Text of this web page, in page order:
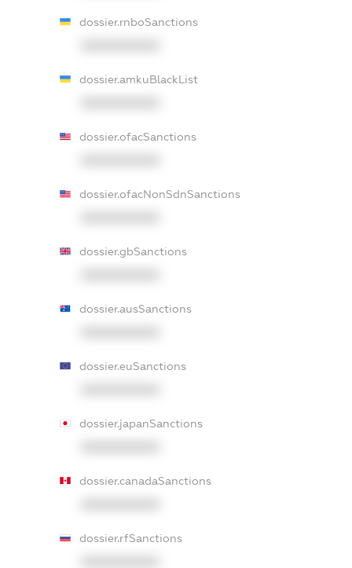
dossier.rnboSanctions
dossier.amkuBlackList
dossier.ofacSanctions
dossier.ofacNonSdnSanctions
dossier.gbSanctions
dossier.ausSanctions
dossier.euSanctions
dossier.japanSanctions
dossier.canadaSanctions
dossier.rfSanctions